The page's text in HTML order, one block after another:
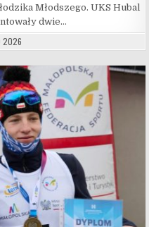
Młodszego. UKS Hubal
dwie…
2026